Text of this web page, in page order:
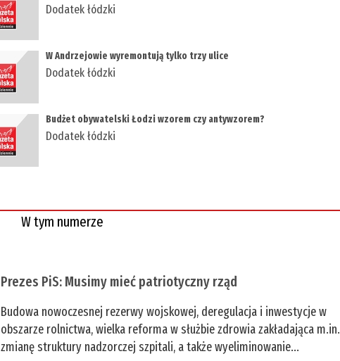
Dodatek łódzki
W Andrzejowie wyremontują tylko trzy ulice
Dodatek łódzki
​Budżet obywatelski Łodzi wzorem czy antywzorem?
Dodatek łódzki
W tym numerze
Prezes PiS: Musimy mieć patriotyczny rząd
Budowa nowoczesnej rezerwy wojskowej, deregulacja i inwestycje w
obszarze rolnictwa, wielka reforma w służbie zdrowia zakładająca m.in.
zmianę struktury nadzorczej szpitali, a także wyeliminowanie...